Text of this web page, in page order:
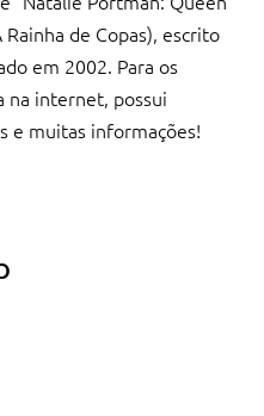
de Copas), escrito
em 2002. Para os
na internet, possui
e muitas informações!